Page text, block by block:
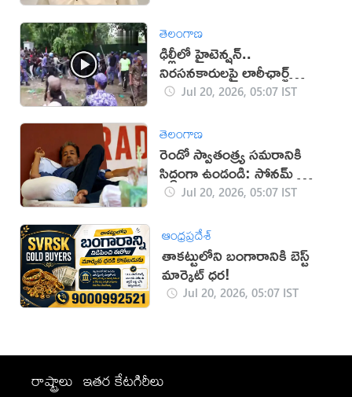
తెలంగాణ
ఢిల్లీలో హైటెన్షన్..
నిరసనకారులపై లాఠీఛార్జ్
(వీడియో)
Jul 20, 2026, 05:07 IST
తెలంగాణ
రెండో స్వాతంత్ర్య సమరానికి
సిద్ధంగా ఉండండి: సోనమ్ వాంగ్
చుక్ పిలుపు
Jul 20, 2026, 05:07 IST
ఆంధ్రప్రదేశ్
తాకట్టులోని బంగారానికి బెస్ట్
మార్కెట్ ధర!
Jul 20, 2026, 05:07 IST
రాష్ట్రాలు ఇతర కేటగిరీలు